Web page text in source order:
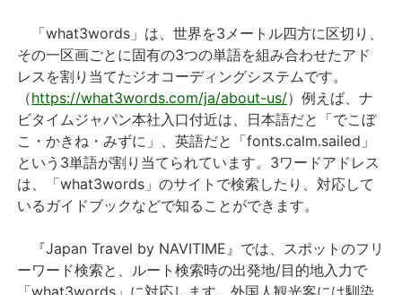
「what3words」は、世界を3メートル四方に区切り、
その一区画ごとに固有の3つの単語を組み合わせたアド
レスを割り当てたジオコーディングシステムです。
（https://what3words.com/ja/about-us/）例えば、ナ
ビタイムジャパン本社入口付近は、日本語だと「でこぼ
こ・かきね・みずに」、英語だと「fonts.calm.sailed」
という3単語が割り当てられています。3ワードアドレス
は、「what3words」のサイトで検索したり、対応して
いるガイドブックなどで知ることができます。
『Japan Travel by NAVITIME』では、スポットのフリ
ーワード検索と、ルート検索時の出発地/目的地入力で
「what3words」に対応します。外国人観光客には馴染